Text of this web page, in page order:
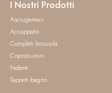
I Nostri Prodotti
Asciugamani
Accappatoi
Completi lenzuola
Copripiumini
Federe
Tappeti bagno